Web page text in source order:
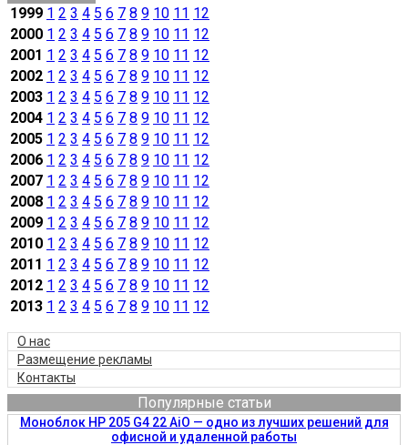
1999 1 2 3 4 5 6 7 8 9 10 11 12
2000 1 2 3 4 5 6 7 8 9 10 11 12
2001 1 2 3 4 5 6 7 8 9 10 11 12
2002 1 2 3 4 5 6 7 8 9 10 11 12
2003 1 2 3 4 5 6 7 8 9 10 11 12
2004 1 2 3 4 5 6 7 8 9 10 11 12
2005 1 2 3 4 5 6 7 8 9 10 11 12
2006 1 2 3 4 5 6 7 8 9 10 11 12
2007 1 2 3 4 5 6 7 8 9 10 11 12
2008 1 2 3 4 5 6 7 8 9 10 11 12
2009 1 2 3 4 5 6 7 8 9 10 11 12
2010 1 2 3 4 5 6 7 8 9 10 11 12
2011 1 2 3 4 5 6 7 8 9 10 11 12
2012 1 2 3 4 5 6 7 8 9 10 11 12
2013 1 2 3 4 5 6 7 8 9 10 11 12
О нас
Размещение рекламы
Контакты
Популярные статьи
Моноблок HP 205 G4 22 AiO — одно из лучших решений для
офисной и удаленной работы